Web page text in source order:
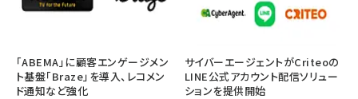
「ABEMA」に顧客エンゲージメン
ト基盤「Braze」を導入、レコメン
ド通知など強化
サイバーエージェントがCriteoの
LINE公式アカウント配信ソリュー
ションを提供開始